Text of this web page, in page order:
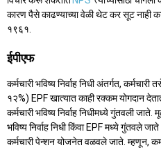
कारण पैसे काढण्याच्या वेळी थेट कर सूट
१९६१.
ईपीएफ
कर्मचारी भविष्य निर्वाह निधी अंतर्गत,
१२%) EPF खात्यात काही रक्कम योगदान
कर्मचारी भविष्य निर्वाह निधीमध्ये गुंतवली
भविष्य निर्वाह निधी किंवा EPF मध्ये गुंतवले
कर्मचारी पेन्शन योजनेत वळवले जाते. म्हणून,